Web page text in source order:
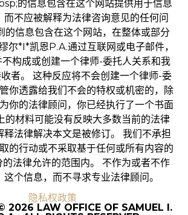
的信息包含在这个网站提供用于信息
而不应被解释为法律咨询意见的任何问
的信息包含在这个网站，在整体或部分
尔*I*凯恩P.A.通过互联网或电子邮件，
构成或创建一个律师-委托人关系和我
者。 这种反应将不会创建一个律师-委
你透露给我们不会的特权或机密的，除
你的法律顾问，你已经执行了一个书面
的材料可能没有反映大多数当前的法律
释法律解决本文是被修订。 我们不承担
的行动或不采取基于任何或所有内容的
的法律允许的范围内。 不作为或者不作
这个信息，而不寻求专业法律顾问。
隐私权政策
2026 LAW OFFICE OF SAMUEL I.